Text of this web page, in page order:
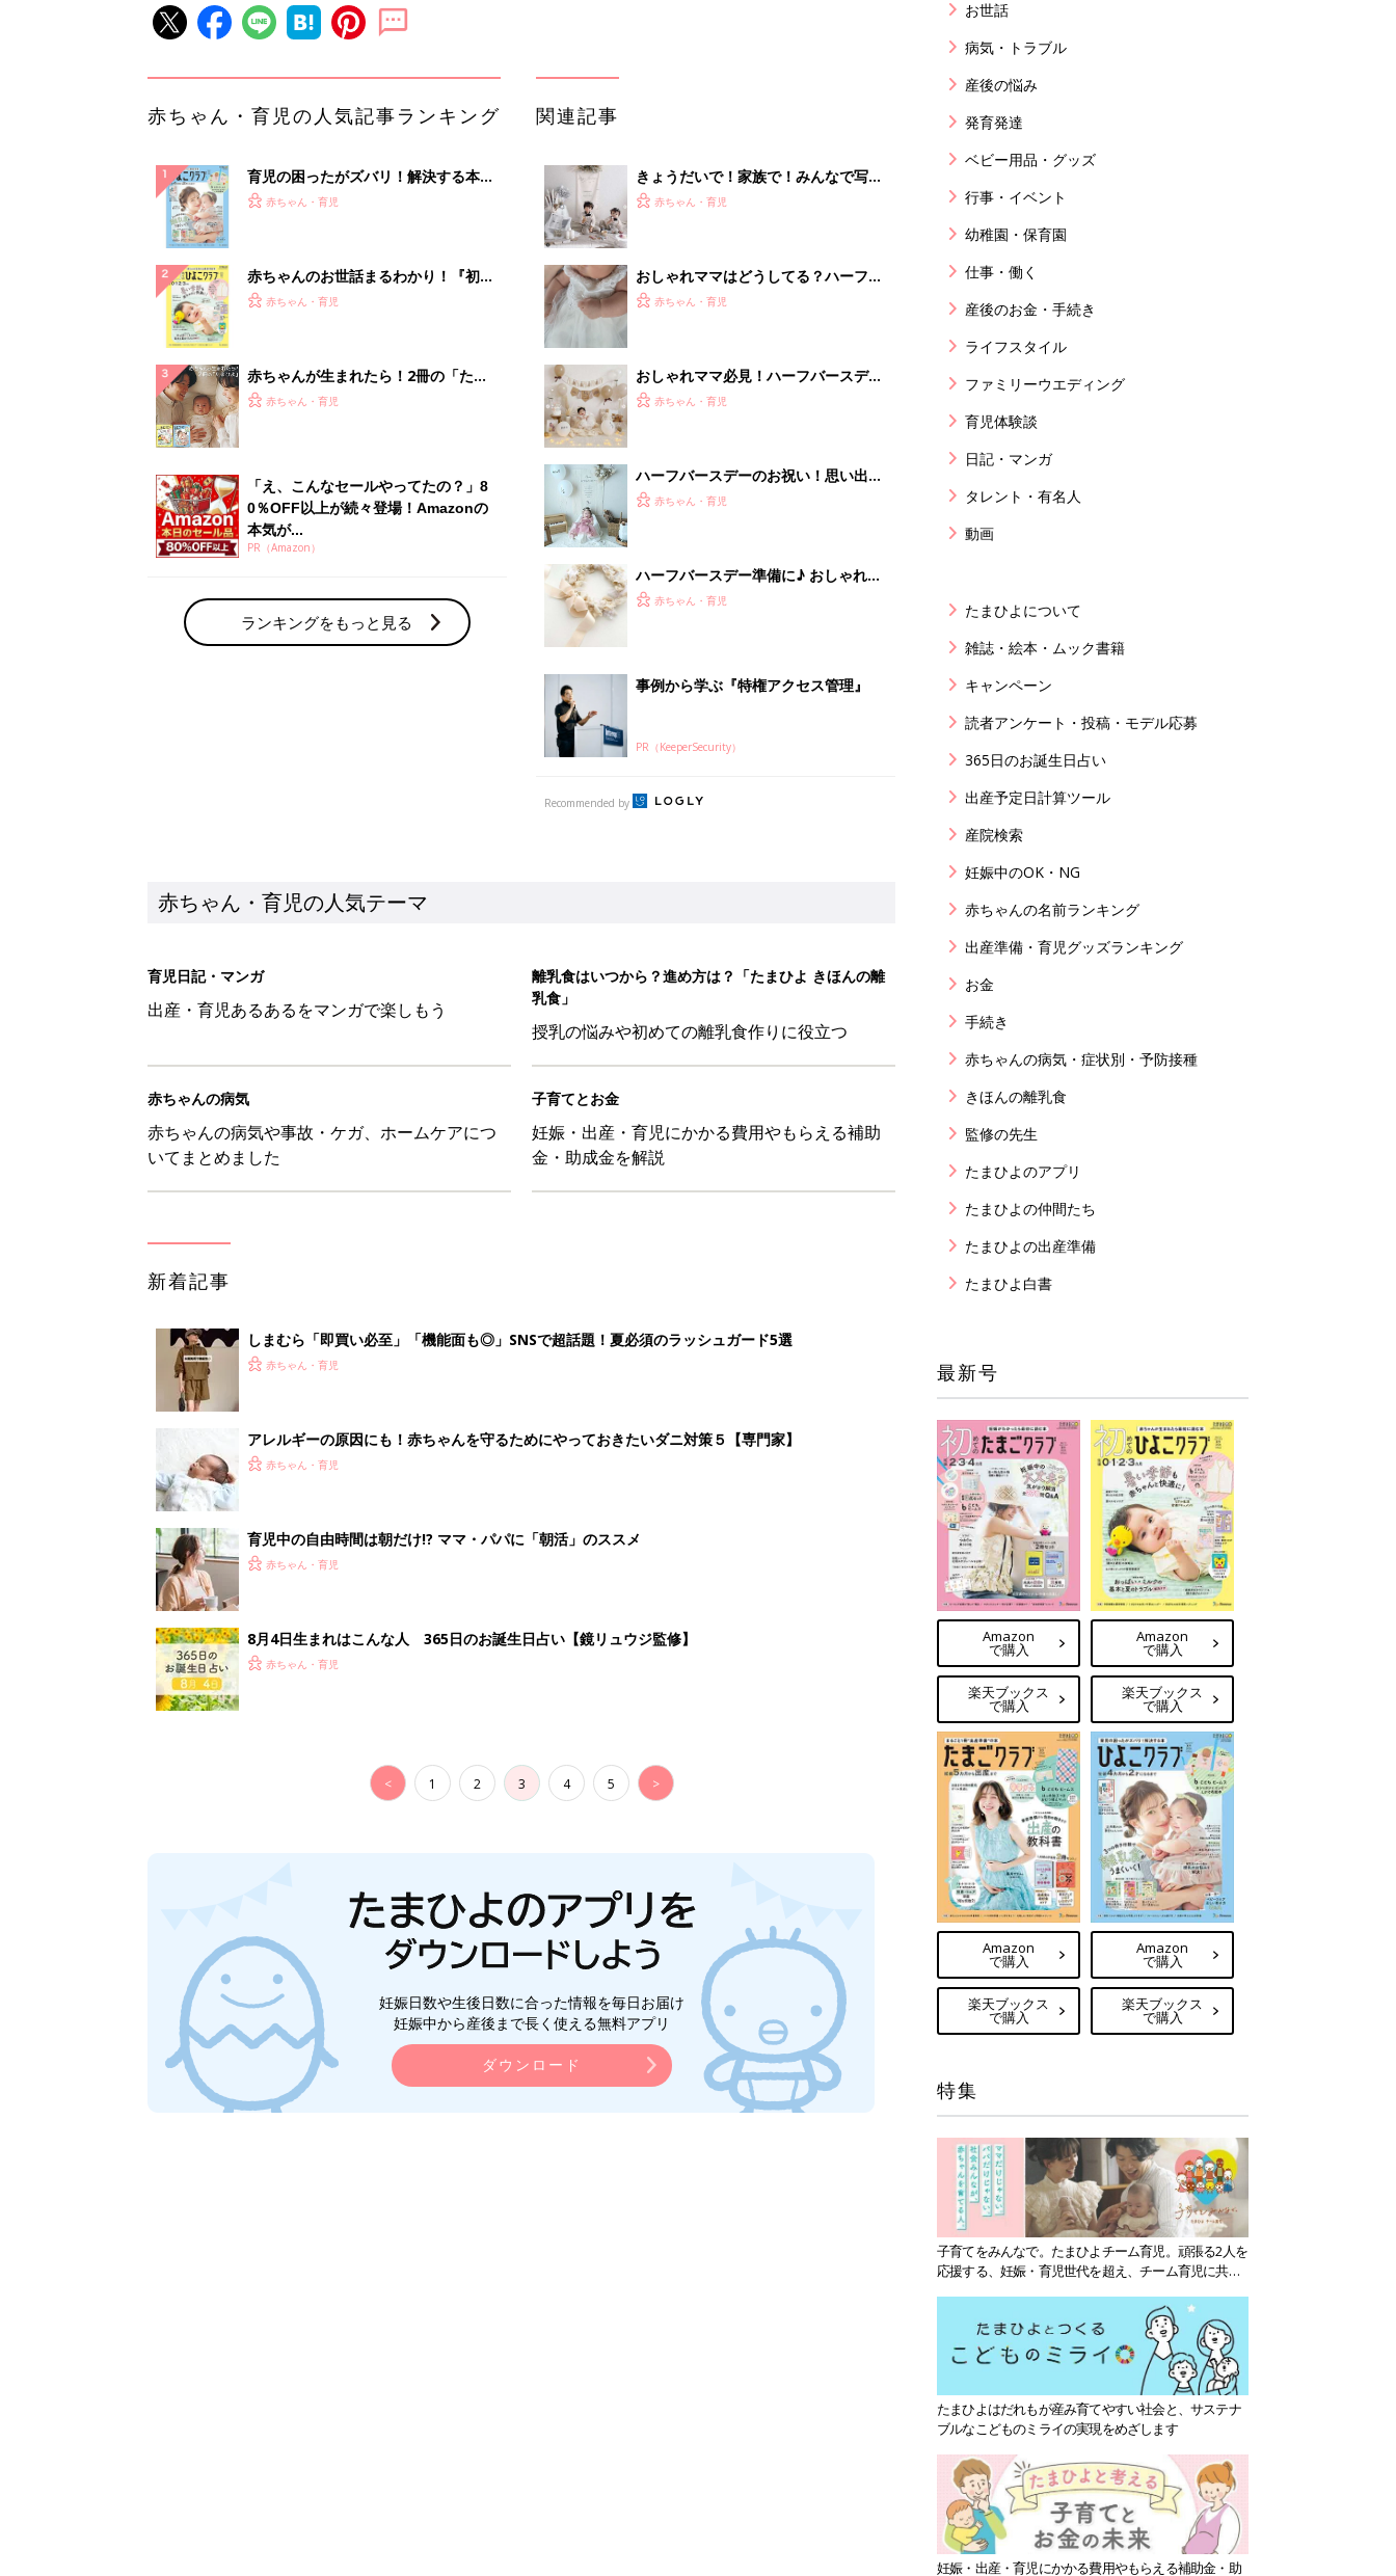
赤ちゃん・育児の人気記事ランキング
育児の困ったがズバリ！解決する本
『ひよこクラブ 夏号』 4カ月～2才
赤ちゃん・育児
赤ちゃんのお世話まるわかり！『初め
てのひよこクラブ 夏号』〈巻頭大特
赤ちゃん・育児
赤ちゃんが生まれたら！2冊の「たま
ひよ」
赤ちゃん・育児
「え、こんなセールやってたの？」8
0％OFF以上が続々登場！Amazonの
本気が...
PR（Amazon）
ランキングをもっと見る
関連記事
きょうだいで！家族で！みんなで写ろ
うハーフバースデーフォト
赤ちゃん・育児
おしゃれママはどうしてる？ハーフバ
ースデーの衣装5選
赤ちゃん・育児
おしゃれママ必見！ハーフバースデー
はおうちスタジオで♪
赤ちゃん・育児
ハーフバースデーのお祝い！思い出に
残る撮影アイデア
赤ちゃん・育児
ハーフバースデー準備に♪ おしゃれな
手作りアイテム5選
赤ちゃん・育児
事例から学ぶ『特権アクセス管理』
PR（KeeperSecurity）
Recommended by
赤ちゃん・育児の人気テーマ
育児日記・マンガ
出産・育児あるあるをマンガで楽しもう
離乳食はいつから？進め方は？「たまひよ きほんの離
乳食」
授乳の悩みや初めての離乳食作りに役立つ
赤ちゃんの病気
赤ちゃんの病気や事故・ケガ、ホームケアにつ
いてまとめました
子育てとお金
妊娠・出産・育児にかかる費用やもらえる補助
金・助成金を解説
新着記事
しまむら「即買い必至」「機能面も◎」SNSで超話題！夏必須のラッシュガード5選
赤ちゃん・育児
アレルギーの原因にも！赤ちゃんを守るためにやっておきたいダニ対策５【専門家】
赤ちゃん・育児
育児中の自由時間は朝だけ!? ママ・パパに「朝活」のススメ
赤ちゃん・育児
8月4日生まれはこんな人 365日のお誕生日占い【鏡リュウジ監修】
赤ちゃん・育児
< 1 2 3 4 5 >
妊娠日数や生後日数に合った情報を毎日お届け
妊娠中から産後まで長く使える無料アプリ
ダウンロード
お世話
病気・トラブル
産後の悩み
発育発達
ベビー用品・グッズ
行事・イベント
幼稚園・保育園
仕事・働く
産後のお金・手続き
ライフスタイル
ファミリーウエディング
育児体験談
日記・マンガ
タレント・有名人
動画
たまひよについて
雑誌・絵本・ムック書籍
キャンペーン
読者アンケート・投稿・モデル応募
365日のお誕生日占い
出産予定日計算ツール
産院検索
妊娠中のOK・NG
赤ちゃんの名前ランキング
出産準備・育児グッズランキング
お金
手続き
赤ちゃんの病気・症状別・予防接種
きほんの離乳食
監修の先生
たまひよのアプリ
たまひよの仲間たち
たまひよの出産準備
たまひよ白書
最新号
Amazon
で購入
楽天ブックス
で購入
Amazon
で購入
楽天ブックス
で購入
Amazon
で購入
楽天ブックス
で購入
Amazon
で購入
楽天ブックス
で購入
特集
子育てをみんなで。たまひよチーム育児。頑張る2人を
応援する、妊娠・育児世代を超え、チーム育児に共感
たまひよはだれもが産み育てやすい社会と、サステナ
ブルなこどものミライの実現をめざします
妊娠・出産・育児にかかる費用やもらえる補助金・助